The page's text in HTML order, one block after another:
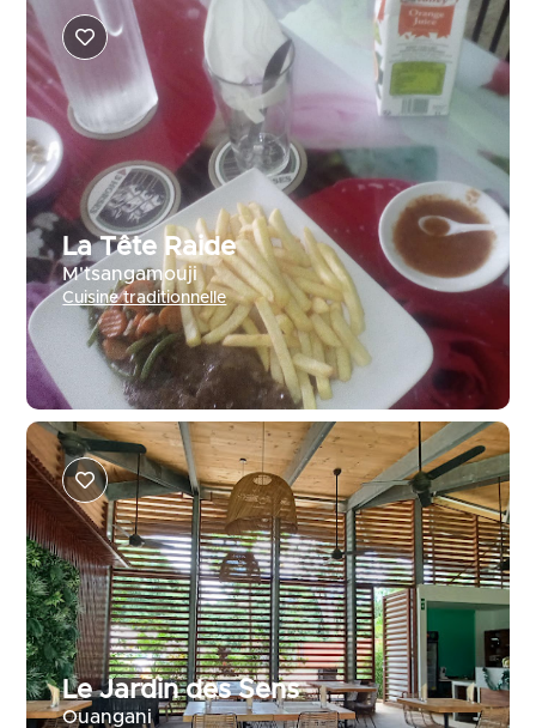
La Tête Raide
M'tsangamouji
Cuisine traditionnelle
Le Jardin des Sens
Ouangani